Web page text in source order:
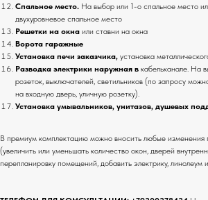
Спальное место. На выбор или 1-о спальное место
двухуровневое спальное место
Решетки на окна или ставни на окна
Ворота гаражные
Установка печи заказчика, установка
Разводка электрики наружная в кабельканале. На
розеток, выключателей, светильников (по запросу
на входную дверь, уличную розетку).
Установка умывальников, унитазов, душевых
В премиум комплектацию можно вносить любые
(увеличить или уменьшать количество окон, дверей
перепланировку помещений, добавить электрику, линолеум